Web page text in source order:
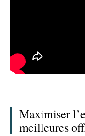
Maximiser
meilleures